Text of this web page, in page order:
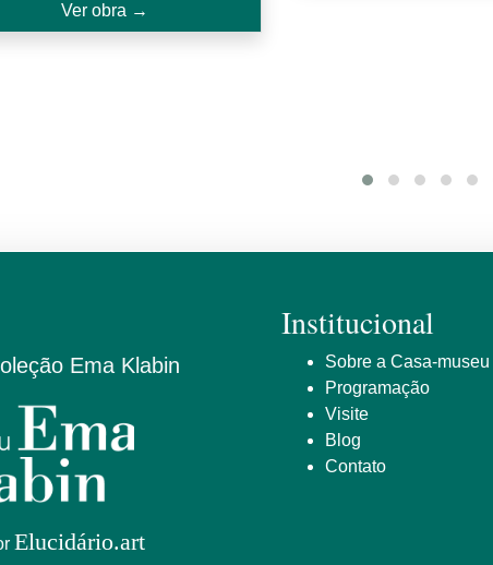
Ver obra →
Ema Klabin
Elucidário.art
Institucional
Sobre a Casa-museu
Programação
Visite
Blog
Contato